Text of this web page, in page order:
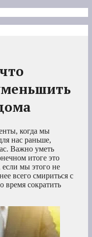
когда мы
нас раньше,
Важно уметь
итоге это
если мы этого не
всего смириться с
время сократить